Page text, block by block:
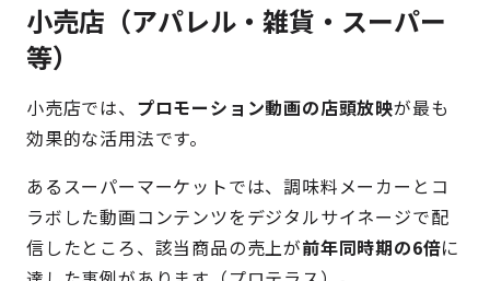
小売店（アパレル・雑貨・スーパー
等）
小売店では、 プロモーション動画の店頭放映が最も
効果的な活用法です。
あるスーパーマーケットでは、調味料メーカーとコ
ラボした動画コンテンツをデジタルサイネージで配
信したところ、該当商品の売上が前年同時期の6倍に